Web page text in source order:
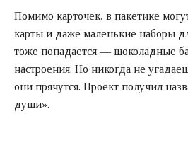
Помимо карточек, в пакетике
карты и даже маленькие наборы
тоже попадается — шоколадные
настроения. Но никогда не
они прячутся. Проект получил
души».